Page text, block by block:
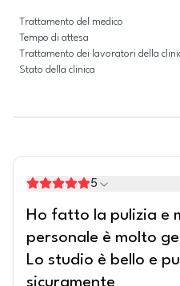
Trattamento del medico
Tempo di attesa
Trattamento dei lavoratori della
Stato della clinica
5
Ho fatto la pulizia e
personale è molto
Lo studio è bello e
sicuramente